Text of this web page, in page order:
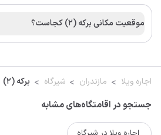
موقعیت مکانی برکه (۲) کجاست؟
اجاره ویلا مازندران شیرگاه برکه (۲)
جستجو در اقامتگاه‌های مشابه